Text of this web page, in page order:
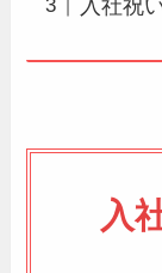
入社祝
入